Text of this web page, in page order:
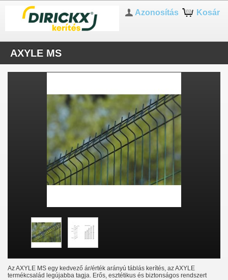
Kosár
Azonosítás
AXYLE MS
Az AXYLE MS egy kedvező ár/érték arányú táblás kerítés, az AXYLE
termékcsalád legújabba tagja. Erős, esztétikus és biztonságos rendszert